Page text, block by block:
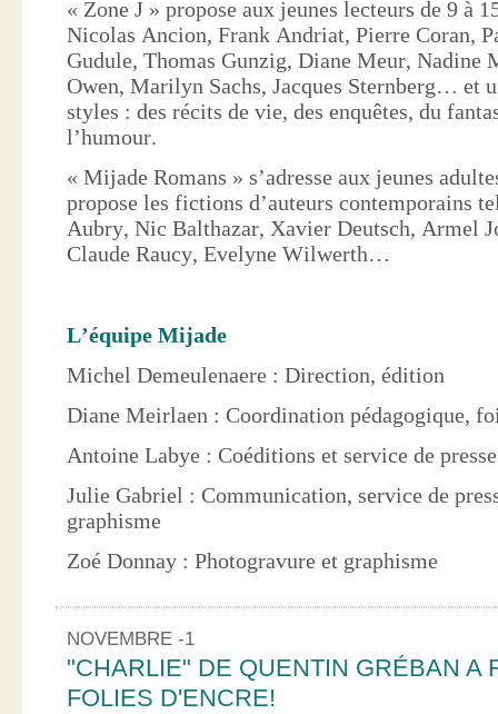
« Zone J » propose aux jeunes lecteurs de 9 à
Nicolas Ancion, Frank Andriat, Pierre Coran,
Gudule, Thomas Gunzig, Diane Meur, Nadine
Owen, Marilyn Sachs, Jacques Sternberg… et
styles : des récits de vie, des enquêtes, du
l’humour.
« Mijade Romans » s’adresse aux jeunes
propose les fictions d’auteurs contemporains
Aubry, Nic Balthazar, Xavier Deutsch, Armel
Claude Raucy, Evelyne Wilwerth…
L’équipe Mijade
Michel Demeulenaere : Direction, édition
Diane Meirlaen : Coordination pédagogique,
Antoine Labye : Coéditions et service de
Julie Gabriel : Communication, service de
graphisme
Zoé Donnay : Photogravure et graphisme
NOVEMBRE -1
"CHARLIE" DE QUENTIN GRÉBAN A
FOLIES D'ENCRE!